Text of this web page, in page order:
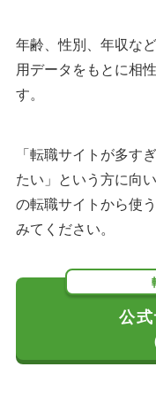
年齢、性別、年収な
用データをもとに相
す。
「転職サイトが多す
たい」という方に向
の転職サイトから使
みてください。
公